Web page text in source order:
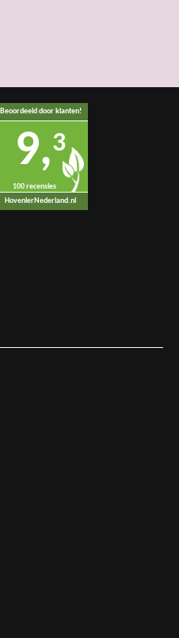
Beoordeeld door klanten!
9,3
100 recensies
HovenierNederland.nl